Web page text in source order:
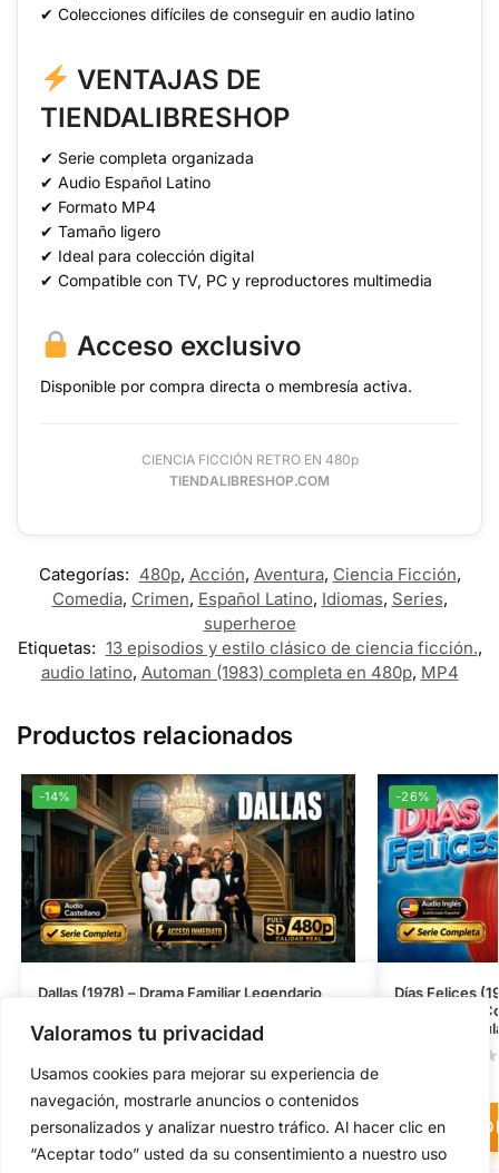
Valoramos tu privacidad
Usamos cookies para mejorar su experiencia de
navegación, mostrarle anuncios o contenidos
personalizados y analizar nuestro tráfico. Al hacer clic en
“Aceptar todo” usted da su consentimiento a nuestro uso
✔ Colecciones difíciles de conseguir en audio latino
VENTAJAS DE
TIENDALIBRESHOP
✔ Serie completa organizada
✔ Audio Español Latino
✔ Formato MP4
✔ Tamaño ligero
✔ Ideal para colección digital
✔ Compatible con TV, PC y reproductores multimedia
Acceso exclusivo
Disponible por compra directa o membresía activa.
CIENCIA FICCIÓN RETRO EN 480p
TIENDALIBRESHOP.COM
Categorías: 480p, Acción, Aventura, Ciencia Ficción,
Comedia, Crimen, Español Latino, Idiomas, Series,
superheroe
Etiquetas: 13 episodios y estilo clásico de ciencia ficción.,
audio latino, Automan (1983) completa en 480p, MP4
Productos relacionados
-14%
Dallas (1978) – Drama Familiar Legendario
0- 0 reseñas
OBTENER AHORA
-26%
Días Felices
Inolvidable |
Latino/